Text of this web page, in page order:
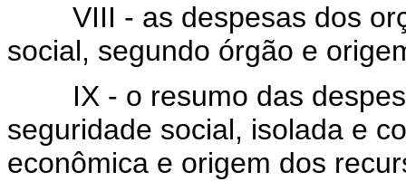
VIII - as despesas dos
social, segundo órgão e
IX - o resumo das
seguridade social, isolada e
econômica e origem dos